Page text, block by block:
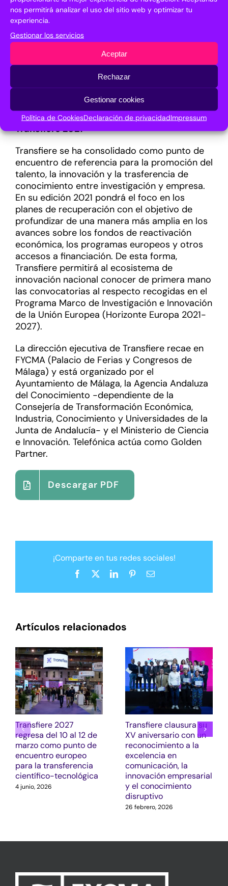
nos permitirá analizar el uso del sitio web y optimizar tu
experiencia.
Gestionar los servicios
Aceptar
Rechazar
Gestionar cookies
Política de CookiesDeclaración de privacidadImpressum
investigación y la innovación. Aunque las
sesiones son de carácter privado, se
seleccionarán algunos casos de éxito para
compartirlos en abierto en la plataforma
virtual de Transfiere 360º que se puede
. En este programa participan
agentes de las más de 120 entidades y
principales actores del I+D+i que constituyen
Transfiere 2021
Transfiere se ha consolidado como punto de
encuentro de referencia para la promoción del
talento, la innovación y la trasferencia de
conocimiento entre investigación y empresa.
En su edición 2021 pondrá el foco en los
planes de recuperación con el objetivo de
profundizar de una manera más amplia en los
avances sobre los fondos de reactivación
económica, los programas europeos y otros
accesos a financiación. De esta forma,
Transfiere permitirá al ecosistema de
innovación nacional conocer de primera mano
las convocatorias al respecto recogidas en el
Programa Marco de Investigación e Innovación
de la Unión Europea (Horizonte Europa 2021-
2027).
La dirección ejecutiva de Transfiere recae en
FYCMA (Palacio de Ferias y Congresos de
Málaga) y está organizado por el
Ayuntamiento de Málaga, la Agencia Andaluza
del Conocimiento -dependiente de la
Consejería de Transformación Económica,
Industria, Conocimiento y Universidades de la
Junta de Andalucía- y el Ministerio de Ciencia
e Innovación. Telefónica actúa como Golden
Partner.
Descargar PDF
¡Comparte en tus redes sociales!
Facebook LinkedInPinterestCorreo
Artículos relacionados
Transfiere 2027
regresa del 10 al 12 de
marzo como punto de
encuentro europeo
para la transferencia
científico-tecnológica
4 junio, 2026
Transfiere clausura su
XV aniversario con un
reconocimiento a la
excelencia en
comunicación, la
innovación empresarial
y el conocimiento
disruptivo
26 febrero, 2026